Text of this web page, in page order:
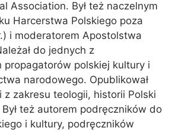
Association. Był też naczelnym
Harcerstwa Polskiego poza
i moderatorem Apostolstwa
do jednych z
propagatorów polskiej kultury i
narodowego. Opublikował
z zakresu teologii, historii Polski
też autorem podręczników do
i kultury, podręczników